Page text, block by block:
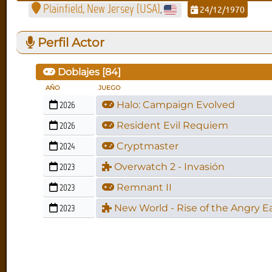
Plainfield, New Jersey (USA), 24/12/1970
Perfil Actor
Doblajes [84]
AÑO JUEGO
2026
Halo: Campaign Evolved
2026
Resident Evil Requiem
2024
Cryptmaster
2023
Overwatch 2 - Invasión
2023
Remnant II
2023
New World - Rise of the Angry